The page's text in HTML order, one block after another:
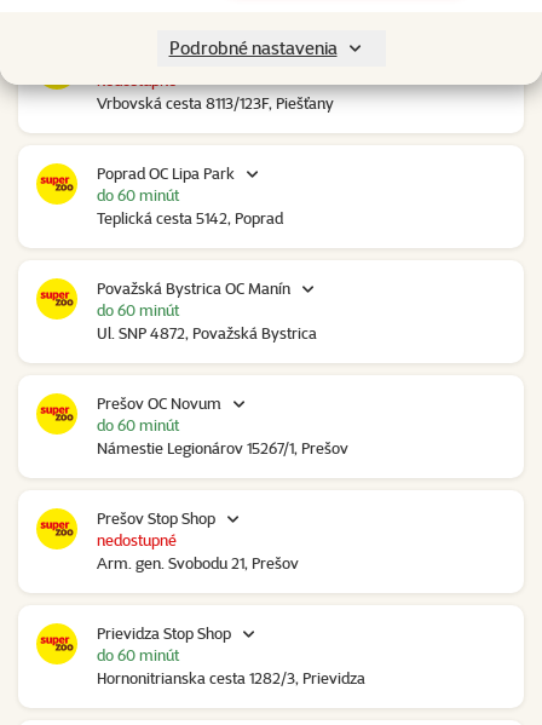
Podrobné nastavenia
Piešťany OC Klokan
Vrbovská cesta 8113/123F, Piešťany
Poprad OC Lipa Park
Teplická cesta 5142, Poprad
do 60 minút
Považská Bystrica OC Manín
Ul. SNP 4872, Považská Bystrica
do 60 minút
Prešov OC Novum
Námestie Legionárov 15267/1, Prešov
do 60 minút
Prešov Stop Shop
Arm. gen. Svobodu 21, Prešov
nedostupné
Prievidza Stop Shop
Hornonitrianska cesta 1282/3, Prievidza
do 60 minút